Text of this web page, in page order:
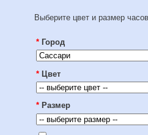
Выберите цвет и размер
* Город
* Цвет
* Размер